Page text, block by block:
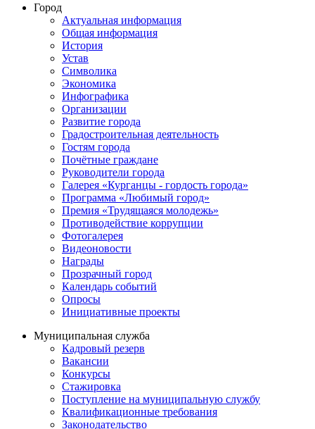
Город
Актуальная информация
Общая информация
История
Устав
Символика
Экономика
Инфографика
Организации
Развитие города
Градостроительная деятельность
Гостям города
Почётные граждане
Руководители города
Галерея «Курганцы - гордость города»
Программа «Любимый город»
Премия «Трудящаяся молодежь»
Противодействие коррупции
Фотогалерея
Видеоновости
Награды
Прозрачный город
Календарь событий
Опросы
Инициативные проекты
Муниципальная служба
Кадровый резерв
Вакансии
Конкурсы
Стажировка
Поступление на муниципальную службу
Квалификационные требования
Законодательство